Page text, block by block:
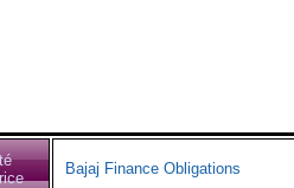
Bajaj Finance Obligations